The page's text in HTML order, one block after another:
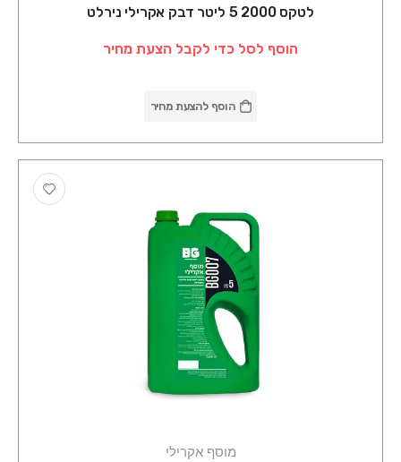
לטקס 2000 5 ליטר דבק אקרילי נירלט
הוסף לסל כדי לקבל הצעת מחיר
הוסף להצעת מחיר
מוסף אקרילי